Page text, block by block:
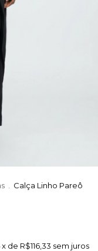
Calça Linho Pareô
x de R$116,33 sem juros